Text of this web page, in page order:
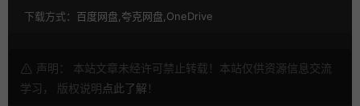
下载方式： 百度网盘,夸克网盘,OneDrive
声明： 本站文章未经许可禁止转载！本站仅供资源信息交流
学习， 版权说明点此了解 ！